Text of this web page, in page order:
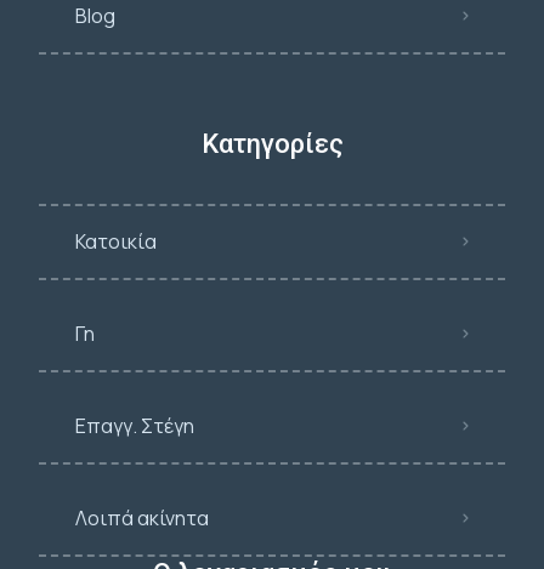
Blog
Κατηγορίες
Κατοικία
Γη
Επαγγ. Στέγη
Λοιπά ακίνητα